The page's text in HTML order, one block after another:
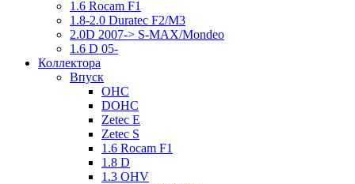
1.6 Rocam F1
1.8-2.0 Duratec F2/M3
2.0D 2007-> S-MAX/Mondeo
1.6 D 05-
Коллектора
Впуск
OHC
DOHC
Zetec E
Zetec S
1.6 Rocam F1
1.8 D
1.3 OHV